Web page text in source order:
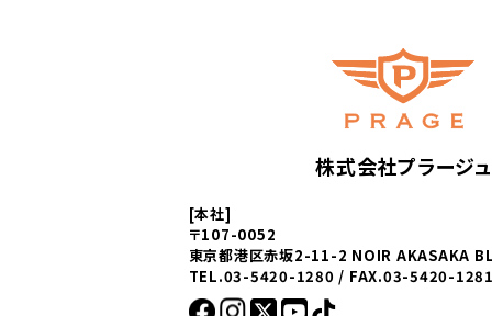
株式会社プラージュ
[本社]
〒107-0052
東京都港区赤坂2-11-2 NOIR AKASAKA
TEL.03-5420-1280 / FAX.03-5420-1281